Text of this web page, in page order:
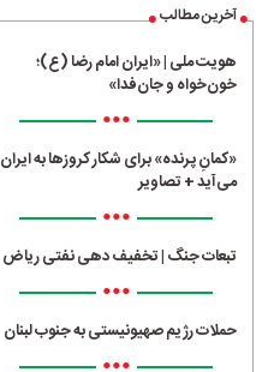
آخرین مطالب
هویت ملی | «ایران امام رضا (ع)؛
خون‌خواه و جان‌فدا»
•••
«کمانِ پرنده» برای شکار کروزها به ایران
می‌آید + تصاویر
•••
تبعات جنگ | تخفیف دهی نفتی ریاض
•••
حملات رژیم صهیونیستی به جنوب لبنان